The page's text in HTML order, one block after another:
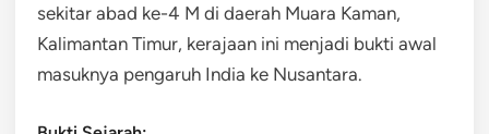
sekitar abad ke-4 M di daerah Muara Kaman,
Kalimantan Timur, kerajaan ini menjadi bukti awal
masuknya pengaruh India ke Nusantara.